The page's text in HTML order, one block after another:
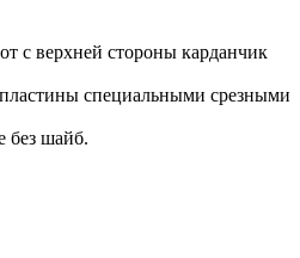
с верхней стороны карданчик
пластины специальными срезными
без шайб.